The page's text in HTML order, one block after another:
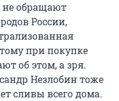
не обращают
России,
при покупке
об этом, а зря.
Незлобин тоже
сливы всего дома.